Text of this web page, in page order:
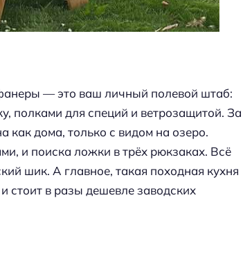
— это ваш личный полевой штаб:
полками для специй и ветрозащитой. За
как дома, только с видом на озеро.
и поиска ложки в трёх рюкзаках. Всё
шик. А главное, такая походная кухня
стоит в разы дешевле заводских